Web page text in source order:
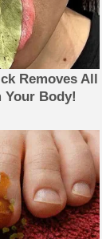
Removes All
Your Body!